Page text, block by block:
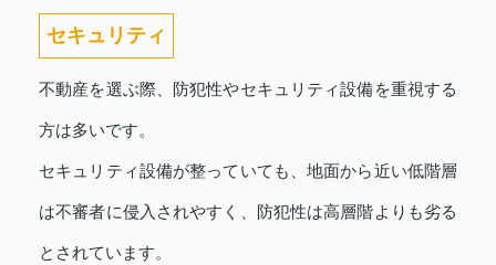
セキュリティ
不動産を選ぶ際、防犯性やセキュリティ設備を重視する
方は多いです。
セキュリティ設備が整っていても、地面から近い低階層
は不審者に侵入されやすく、防犯性は高層階よりも劣る
とされています。